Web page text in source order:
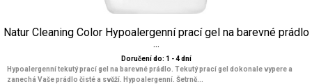
Natur Cleaning Color Hypoalergenní prací gel na barevné prádlo
...
Doručení do: 1 - 4 dní
Hypoalergenní tekutý prací gel na barevné prádlo. Tekutý prací gel dokonale vypere a
zanechá Vaše prádlo čisté a svěží. Hypoalergenní. Šetrně...